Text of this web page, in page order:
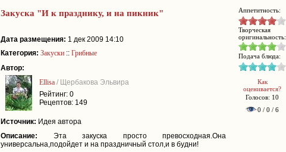
Закуска "И к празднику, и на пикник" Аппетитность:
Творческая
оригинальность:
Подача блюда:
Как
оценивается?
Голосов: 10
0 / 0 / 6
Дата размещения: 1 дек 2009 14:10
Категория: Закуски :: Грибные
Автор:
Ellisa / Щербакова Эльвира
Рейтинг: 0
Рецептов: 149
Источник: Идея автора
Описание: Эта закуска просто превосходная.Она
универсальна,подойдет и на праздничный стол,и в будни!